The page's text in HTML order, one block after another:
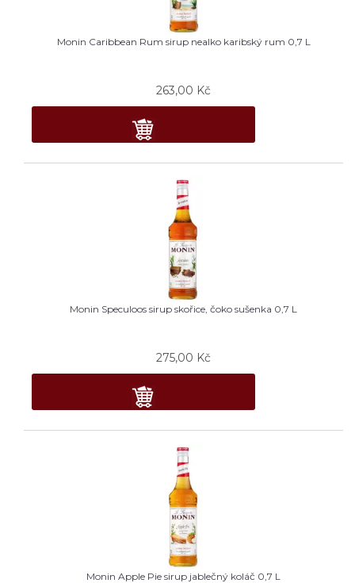
Monin Caribbean Rum sirup nealko karibský rum 0,7 L
263,00 Kč
Monin Speculoos sirup skořice, čoko sušenka 0,7 L
275,00 Kč
Monin Apple Pie sirup jablečný koláč 0,7 L